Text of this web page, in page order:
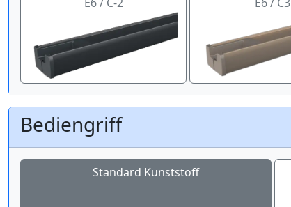
Bediengriff
Standard Kunststoff